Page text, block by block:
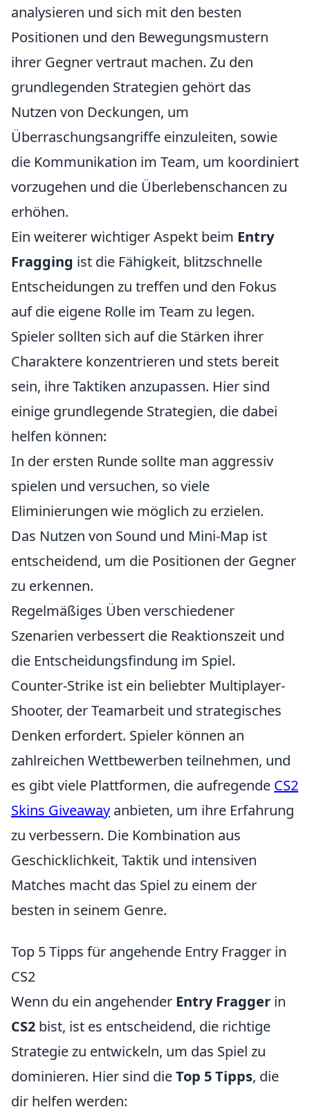
analysieren und sich mit den besten
Positionen und den Bewegungsmustern
ihrer Gegner vertraut machen. Zu den
grundlegenden Strategien gehört das
Nutzen von Deckungen, um
Überraschungsangriffe einzuleiten, sowie
die Kommunikation im Team, um koordiniert
vorzugehen und die Überlebenschancen zu
erhöhen.
Ein weiterer wichtiger Aspekt beim Entry
Fragging ist die Fähigkeit, blitzschnelle
Entscheidungen zu treffen und den Fokus
auf die eigene Rolle im Team zu legen.
Spieler sollten sich auf die Stärken ihrer
Charaktere konzentrieren und stets bereit
sein, ihre Taktiken anzupassen. Hier sind
einige grundlegende Strategien, die dabei
helfen können:
In der ersten Runde sollte man aggressiv
spielen und versuchen, so viele
Eliminierungen wie möglich zu erzielen.
Das Nutzen von Sound und Mini-Map ist
entscheidend, um die Positionen der Gegner
zu erkennen.
Regelmäßiges Üben verschiedener
Szenarien verbessert die Reaktionszeit und
die Entscheidungsfindung im Spiel.
Counter-Strike ist ein beliebter Multiplayer-
Shooter, der Teamarbeit und strategisches
Denken erfordert. Spieler können an
zahlreichen Wettbewerben teilnehmen, und
es gibt viele Plattformen, die aufregende CS2
Skins Giveaway anbieten, um ihre Erfahrung
zu verbessern. Die Kombination aus
Geschicklichkeit, Taktik und intensiven
Matches macht das Spiel zu einem der
besten in seinem Genre.
Top 5 Tipps für angehende Entry Fragger in
CS2
Wenn du ein angehender Entry Fragger in
CS2 bist, ist es entscheidend, die richtige
Strategie zu entwickeln, um das Spiel zu
dominieren. Hier sind dieTop 5 Tipps, die
dir helfen werden: